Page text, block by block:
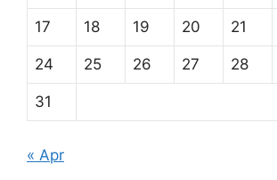
17 18 19 20 21
24 25 26 27 28
31
« Apr